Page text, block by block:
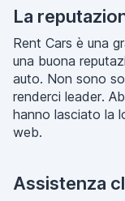
La
Rent Cars è una
una buona
auto. Non sono
renderci leader.
hanno lasciato la
web.
Assistenza